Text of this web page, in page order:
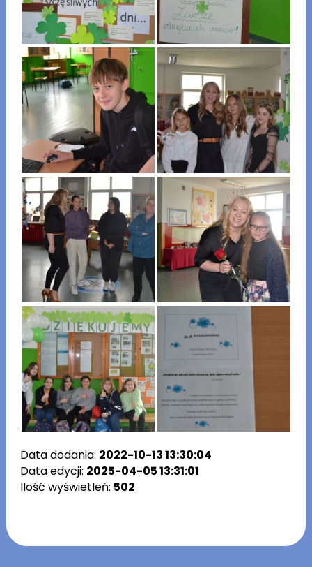
Data dodania: 2022-10-13 13:30:04
Data edycji: 2025-04-05 13:31:01
Ilość wyświetleń: 502